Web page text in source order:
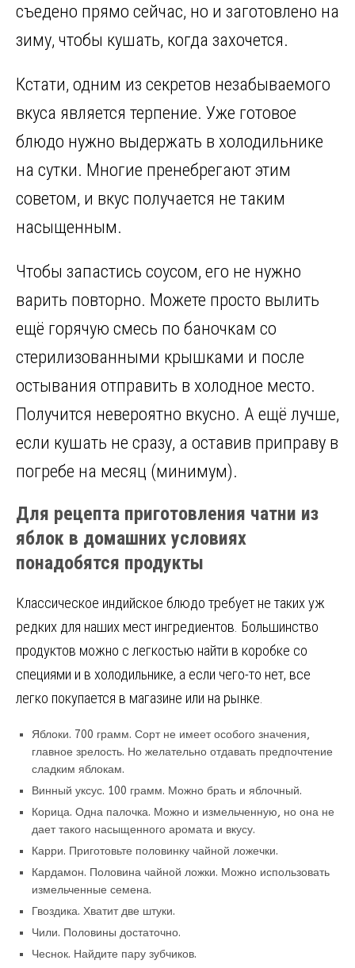
съедено прямо сейчас, но и заготовлено на
зиму, чтобы кушать, когда захочется.
Кстати, одним из секретов незабываемого
вкуса является терпение. Уже готовое
блюдо нужно выдержать в холодильнике
на сутки. Многие пренебрегают этим
советом, и вкус получается не таким
насыщенным.
Чтобы запастись соусом, его не нужно
варить повторно. Можете просто вылить
ещё горячую смесь по баночкам со
стерилизованными крышками и после
остывания отправить в холодное место.
Получится невероятно вкусно. А ещё лучше,
если кушать не сразу, а оставив приправу в
погребе на месяц (минимум).
Для рецепта приготовления чатни из
яблок в домашних условиях
понадобятся продукты
Классическое индийское блюдо требует не таких уж
редких для наших мест ингредиентов. Большинство
продуктов можно с легкостью найти в коробке со
специями и в холодильнике, а если чего-то нет, все
легко покупается в магазине или на рынке.
Яблоки. 700 грамм. Сорт не имеет особого значения,
главное зрелость. Но желательно отдавать предпочтение
сладким яблокам.
Винный уксус. 100 грамм. Можно брать и яблочный.
Корица. Одна палочка. Можно и измельченную, но она не
дает такого насыщенного аромата и вкусу.
Карри. Приготовьте половинку чайной ложечки.
Кардамон. Половина чайной ложки. Можно использовать
измельченные семена.
Гвоздика. Хватит две штуки.
Чили. Половины достаточно.
Чеснок. Найдите пару зубчиков.